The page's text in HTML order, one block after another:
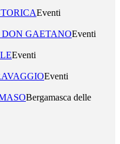
Eventi
GAETANOEventi
Eventi
Eventi
Bergamasca delle